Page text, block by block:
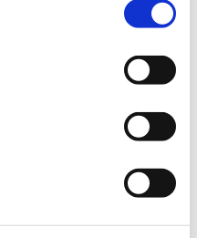
-
k.A.
k.A.
k.A.
k.A.